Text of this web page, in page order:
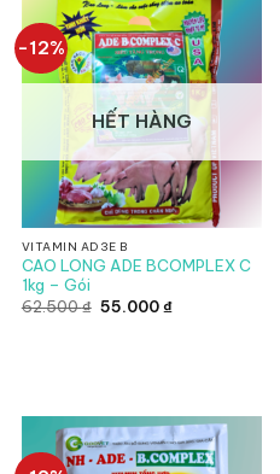
-12%
HẾT HÀNG
VITAMIN AD3E B
CAO LONG ADE BCOMPLEX C
1kg – Gói
62.500₫ Giá
55.000₫Giá